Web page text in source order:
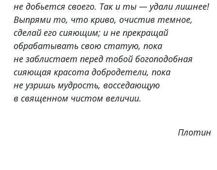
не добьется своего. Так и ты — удали лишнее!
Выпрями то, что криво, очистив темное,
сделай его сияющим; и не прекращай
обрабатывать свою статую, пока
не заблистает перед тобой богоподобная
сияющая красота добродетели, пока
не узришь мудрость, восседающую
в священном чистом величии.
Плотин